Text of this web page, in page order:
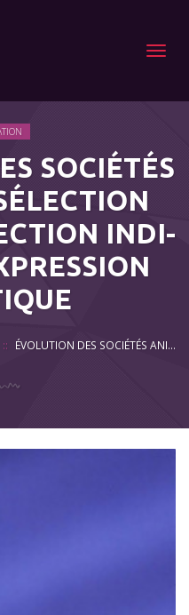
Menu
SOCIÉTÉS
INDI­
ÉVOLU­TION DES SOCIÉTÉS ANI­MALES: SÉLEC­TION DIRECTE, SÉLEC­TION INDI­RECTE ET EXPRES­SION GÉNÉ­TIQUE